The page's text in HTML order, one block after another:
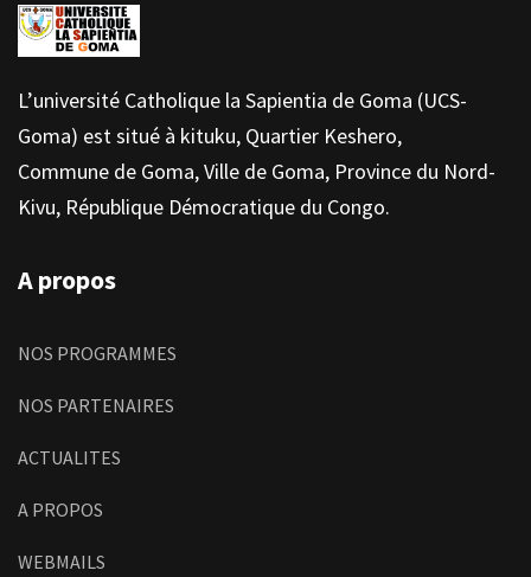
L’université Catholique la Sapientia de Goma (UCS-
Goma) est situé à kituku, Quartier Keshero,
Commune de Goma, Ville de Goma, Province du Nord-
Kivu, République Démocratique du Congo.
A propos
NOS PROGRAMMES
NOS PARTENAIRES
ACTUALITES
A PROPOS
WEBMAILS